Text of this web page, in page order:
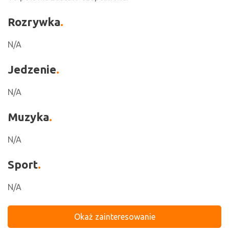
Rozrywka
N/A
Jedzenie
N/A
Muzyka
N/A
Sport
N/A
Okaż zainteresowanie